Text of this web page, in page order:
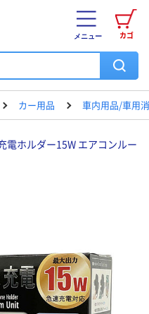
カゴ
メニュー
カー用品 車内用品/車用
電ホルダー15W エアコンルー